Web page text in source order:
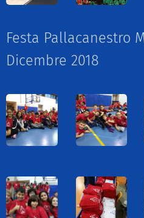
Festa Pallacanestro
Dicembre 2018